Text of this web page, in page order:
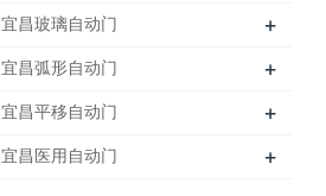
宜昌玻璃自动门 +
宜昌弧形自动门 +
宜昌平移自动门 +
宜昌医用自动门 +